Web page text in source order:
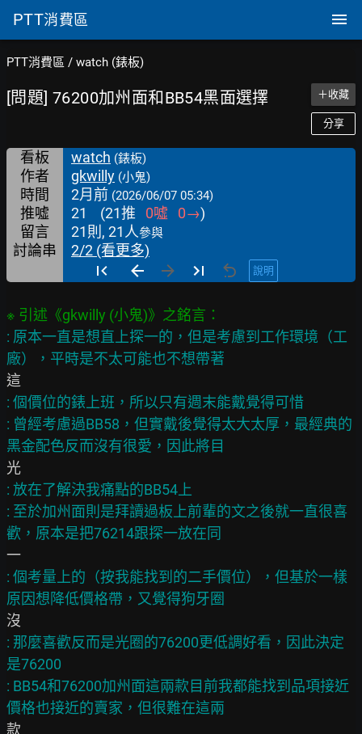
PTT消費區
PTT消費區 / watch (錶板)
[問題] 76200加州面和BB54黑面選擇 ＋收藏
分享
看板 watch (錶板)
作者 gkwilly (小鬼)
時間 2月前 (2026/06/07 05:34)
推噓 21 (21推 0噓 0→)
留言
21則, 21人參與
討論串 2/2 (看更多)
說明
: 原本一直是想直上探一的，但是考慮到工作環境（工
: 個價位的錶上班，所以只有週末能戴覺得可惜
: 曾經考慮過BB58，但實戴後覺得太大太厚，最經典的
: 放在了解決我痛點的BB54上
: 至於加州面則是拜讀過板上前輩的文之後就一直很喜
: 個考量上的（按我能找到的二手價位），但基於一樣
: 那麼喜歡反而是光圈的76200更低調好看，因此決定
是76200
: BB54和76200加州面這兩款目前我都能找到品項接近